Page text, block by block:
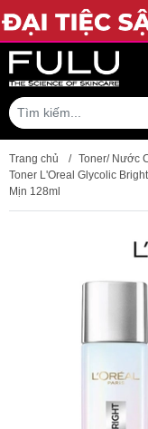
Trang chủ / Toner/ Nước
Toner L'Oreal Glycolic
Mịn 128ml